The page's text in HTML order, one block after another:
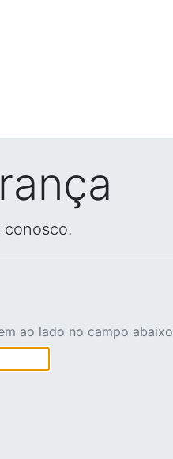
ao lado no campo abaixo